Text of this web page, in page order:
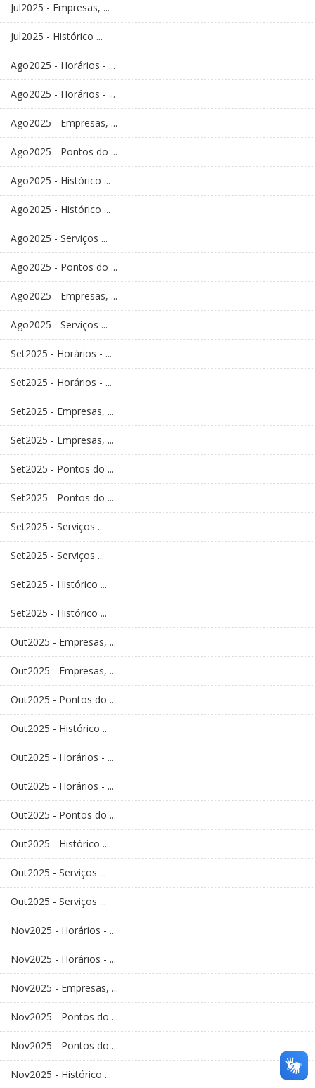
Jul2025 - Empresas, ...
Jul2025 - Histórico ...
Ago2025 - Horários - ...
Ago2025 - Horários - ...
Ago2025 - Empresas, ...
Ago2025 - Pontos do ...
Ago2025 - Histórico ...
Ago2025 - Histórico ...
Ago2025 - Serviços ...
Ago2025 - Pontos do ...
Ago2025 - Empresas, ...
Ago2025 - Serviços ...
Set2025 - Horários - ...
Set2025 - Horários - ...
Set2025 - Empresas, ...
Set2025 - Empresas, ...
Set2025 - Pontos do ...
Set2025 - Pontos do ...
Set2025 - Serviços ...
Set2025 - Serviços ...
Set2025 - Histórico ...
Set2025 - Histórico ...
Out2025 - Empresas, ...
Out2025 - Empresas, ...
Out2025 - Pontos do ...
Out2025 - Histórico ...
Out2025 - Horários - ...
Out2025 - Horários - ...
Out2025 - Pontos do ...
Out2025 - Histórico ...
Out2025 - Serviços ...
Out2025 - Serviços ...
Nov2025 - Horários - ...
Nov2025 - Horários - ...
Nov2025 - Empresas, ...
Nov2025 - Pontos do ...
Nov2025 - Pontos do ...
Nov2025 - Histórico ...